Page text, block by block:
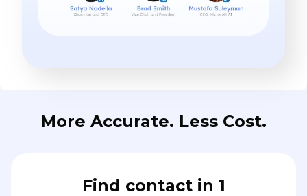
More Accurate. Less Cost.
Find contact in 1